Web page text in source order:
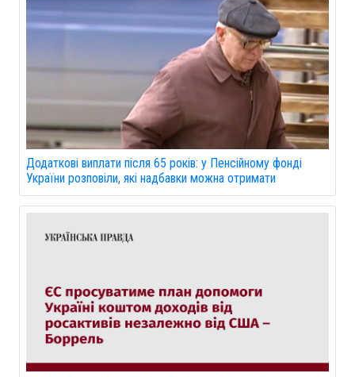
Додаткові виплати після 65 років: у Пенсійному фонді
України розповіли, які надбавки можна отримати